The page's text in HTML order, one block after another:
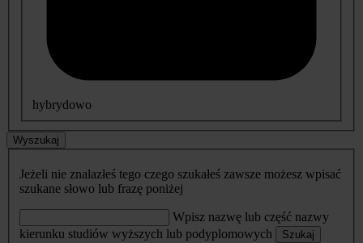
hybrydowo
Wyszukaj
Jeżeli nie znalazłeś tego czego szukałeś zawsze możesz wpisać
szukane słowo lub frazę poniżej
Wpisz nazwę lub część nazwy
kierunku studiów wyższych lub podyplomowych
Szukaj